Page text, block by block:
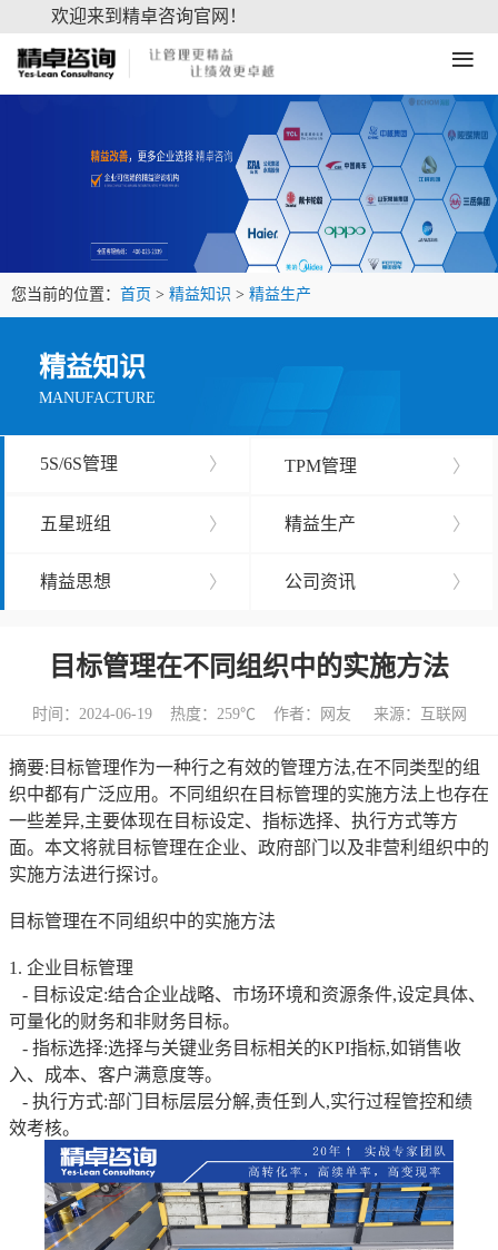
欢迎来到精卓咨询官网！
≡
您当前的位置： 首页 > 精益知识 > 精益生产
精益知识
MANUFACTURE
5S/6S管理 〉 TPM管理 〉
五星班组 〉 精益生产 〉
精益思想 〉 公司资讯 〉
目标管理在不同组织中的实施方法
时间：2024-06-19 热度： 259℃ 作者：网友 来源：互联网
摘要:目标管理作为一种行之有效的管理方法,在不同类型的组
织中都有广泛应用。不同组织在目标管理的实施方法上也存在
一些差异,主要体现在目标设定、指标选择、执行方式等方
面。本文将就目标管理在企业、政府部门以及非营利组织中的
实施方法进行探讨。
目标管理在不同组织中的实施方法
1. 企业目标管理
- 目标设定:结合企业战略、市场环境和资源条件,设定具体、
可量化的财务和非财务目标。
- 指标选择:选择与关键业务目标相关的KPI指标,如销售收
入、成本、客户满意度等。
- 执行方式:部门目标层层分解,责任到人,实行过程管控和绩
效考核。